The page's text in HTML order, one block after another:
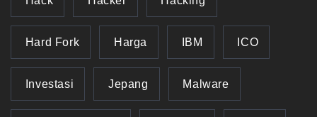
Hard Fork Harga IBM ICO
Investasi Jepang Malware